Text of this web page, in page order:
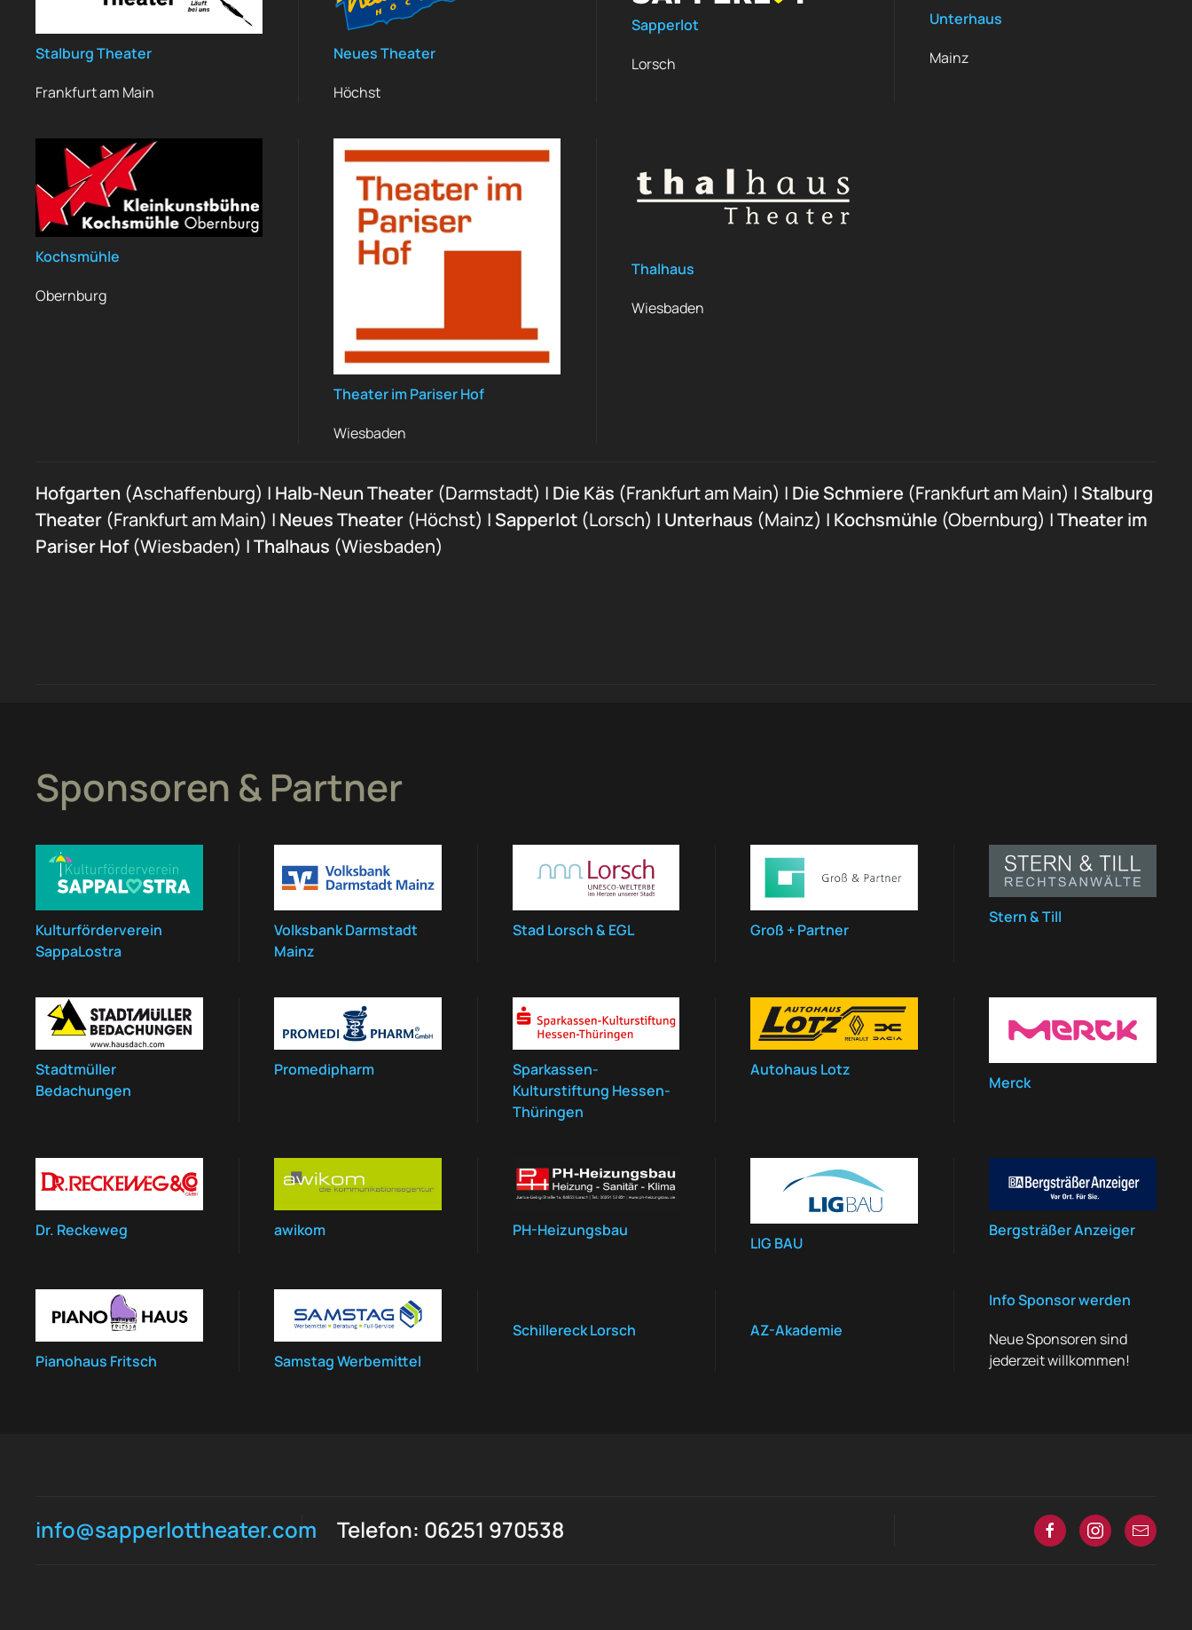
Stalburg Theater
Frankfurt am Main
Neues Theater
Höchst
Sapperlot
Lorsch
Unterhaus
Mainz
Kochsmühle
Obernburg
Theater im Pariser Hof
Wiesbaden
Thalhaus
Wiesbaden
Hofgarten (Aschaffenburg) | Halb-Neun Theater (Darmstadt) | Die Käs (Frankfurt am Main) | Die Schmiere (Frankfurt am Main) | Stalburg
Theater (Frankfurt am Main) | Neues Theater (Höchst) | Sapperlot (Lorsch) | Unterhaus (Mainz) | Kochsmühle (Obernburg) |Theater im
Pariser Hof(Wiesbaden) |Thalhaus (Wiesbaden)
Sponsoren & Partner
Kulturförderverein
SappaLostra
Volksbank Darmstadt
Mainz
Stad Lorsch & EGL Groß + Partner
Stern & Till
Stadtmüller
Bedachungen
Promedipharm
Sparkassen-
Kulturstiftung Hessen-
Thüringen
Autohaus Lotz
Merck
Dr. Reckeweg awikom PH-Heizungsbau
LIG BAU
Bergsträßer Anzeiger
Pianohaus Fritsch Samstag Werbemittel
Schillereck Lorsch AZ-Akademie
Info Sponsor werden
Neue Sponsoren sind
jederzeit willkommen!
info@sapperlottheater.com Telefon: 06251 970538